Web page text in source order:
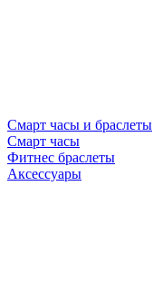
Смарт часы и браслеты
Смарт часы
Фитнес браслеты
Аксессуары